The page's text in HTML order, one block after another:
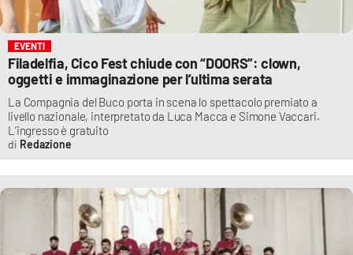
EVENTI
Filadelfia, Cico Fest chiude con “DOORS”: clown,
oggetti e immaginazione per l’ultima serata
La Compagnia del Buco porta in scena lo spettacolo premiato a
livello nazionale, interpretato da Luca Macca e Simone Vaccari.
L’ingresso è gratuito
Redazione